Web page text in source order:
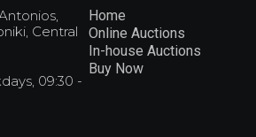
Central
09:30 -
Home
Online Auctions
In-house Auctions
Buy Now